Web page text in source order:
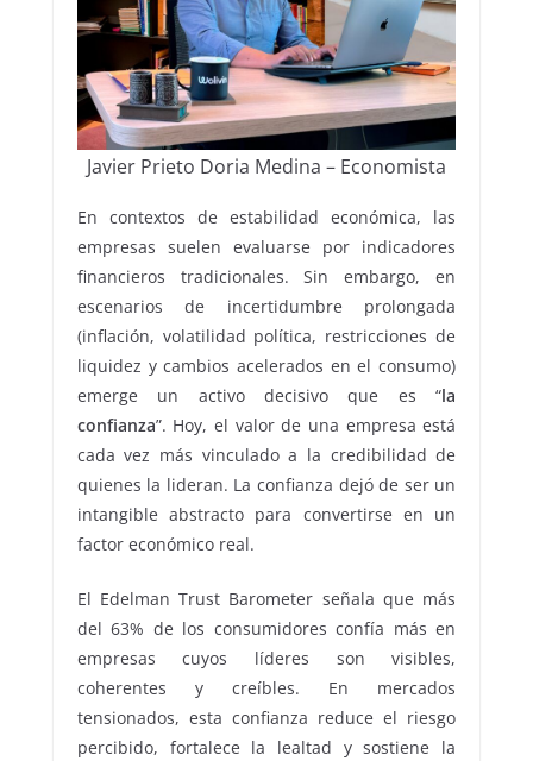
Javier Prieto Doria Medina – Economista
En contextos de estabilidad económica, las
empresas suelen evaluarse por indicadores
financieros tradicionales. Sin embargo, en
escenarios de incertidumbre prolongada
(inflación, volatilidad política, restricciones de
liquidez y cambios acelerados en el consumo)
emerge un activo decisivo que es “la
confianza”. Hoy, el valor de una empresa está
cada vez más vinculado a la credibilidad de
quienes la lideran. La confianza dejó de ser un
intangible abstracto para convertirse en un
factor económico real.
El Edelman Trust Barometer señala que más
del 63% de los consumidores confía más en
empresas cuyos líderes son visibles,
coherentes y creíbles. En mercados
tensionados, esta confianza reduce el riesgo
percibido, fortalece la lealtad y sostiene la